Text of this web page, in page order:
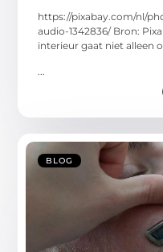
https://pixabay.com/nl/
audio-1342836/ Bron:
interieur gaat niet alleen
...
BLOG